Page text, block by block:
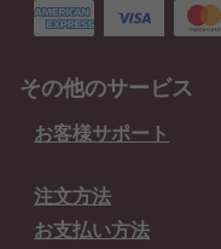
その他のサービス
お客様サポート
注文方法
お支払い方法